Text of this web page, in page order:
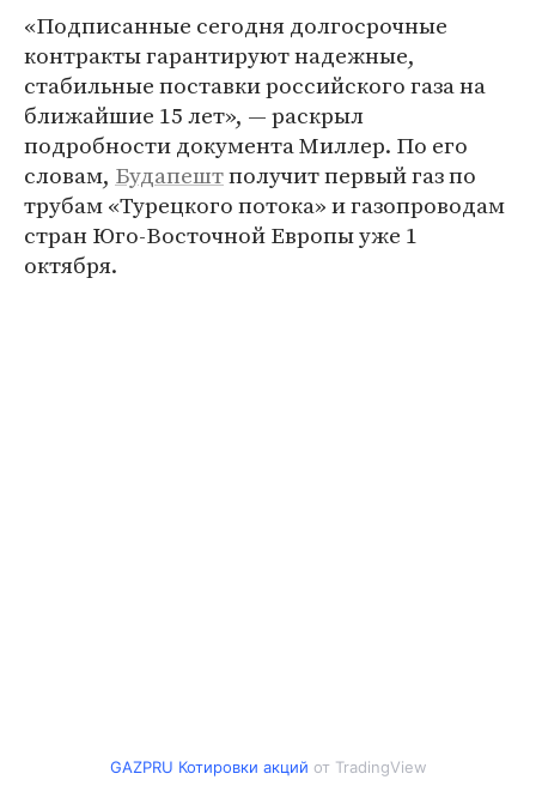
«Подписанные сегодня долгосрочные
контракты гарантируют надежные,
стабильные поставки российского газа на
ближайшие 15 лет», — раскрыл
подробности документа Миллер. По его
словам, Будапештполучит первый газ по
трубам «Турецкого потока» и газопроводам
стран Юго-Восточной Европы уже 1
октября.
GAZPRU Котировки акций от TradingView